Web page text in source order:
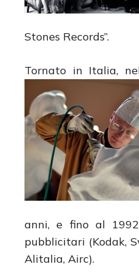
Stones Records”.
Tornato in Italia,
anni, e fino al
pubblicitari (Kodak,
Alitalia, Airc).